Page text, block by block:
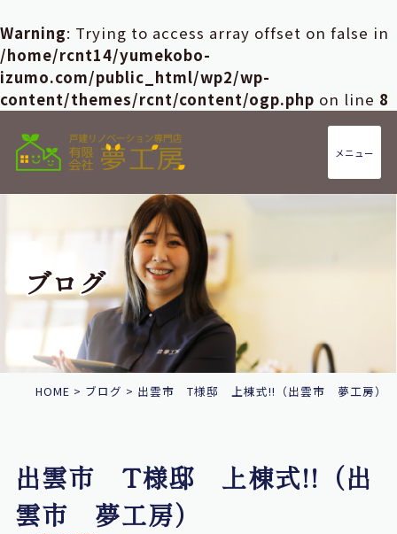
Warning: Trying to access array offset on false in
/home/rcnt14/yumekobo-
izumo.com/public_html/wp2/wp-
content/themes/rcnt/content/ogp.php on line 8
メニュー
ブログ
HOME > ブログ > 出雲市 T様邸 上棟式!!（出雲市 夢工房）
出雲市 T様邸 上棟式!!（出
雲市 夢工房）